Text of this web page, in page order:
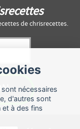
nécessaires
d'autres sont
et à des fins
de chrisrecettes.